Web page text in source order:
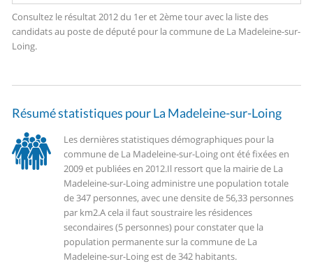
Consultez le résultat 2012 du 1er et 2ème tour avec la liste des
candidats au poste de député pour la commune de La Madeleine-sur-
Loing.
Résumé statistiques pour La Madeleine-sur-Loing
Les dernières statistiques démographiques pour la
commune de La Madeleine-sur-Loing ont été fixées en
2009 et publiées en 2012.Il ressort que la mairie de La
Madeleine-sur-Loing administre une population totale
de 347 personnes, avec une densite de 56,33 personnes
par km2.A cela il faut soustraire les résidences
secondaires (5 personnes) pour constater que la
population permanente sur la commune de La
Madeleine-sur-Loing est de 342 habitants.